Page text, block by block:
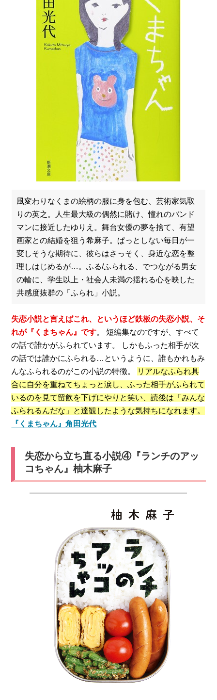
風変わりなくまの絵柄の服に身を包む、芸術家気取
りの英之。人生最大級の偶然に賭け、憧れのバンド
マンに接近したゆりえ。舞台女優の夢を捨て、有望
画家との結婚を狙う希麻子。ぱっとしない毎日が一
変しそうな期待に、彼らはさっそく、身近な恋を整
理しはじめるが…。ふる/ふられる、でつながる男女
の輪に、学生以上・社会人未満の揺れる心を映した
共感度抜群の「ふられ」小説。
失恋小説と言えばこれ、というほど鉄板の失恋小説、そ
れが『くまちゃん』です。 短編集なのですが、すべて
の話で誰かがふられています。 しかもふった相手が次
の話では誰かにふられる…というように、誰もかれもみ
んなふられるのがこの小説の特徴。
リアルなふられ具
合に自分を重ねてちょっと涙し、ふった相手がふられて
いるのを見て留飲を下げにやりと笑い、読後は「みんな
ふられるんだな」と達観したような気持ちになれます。
『くまちゃん』角田光代
失恋から立ち直る小説④『ランチのアッ
コちゃん』柚木麻子